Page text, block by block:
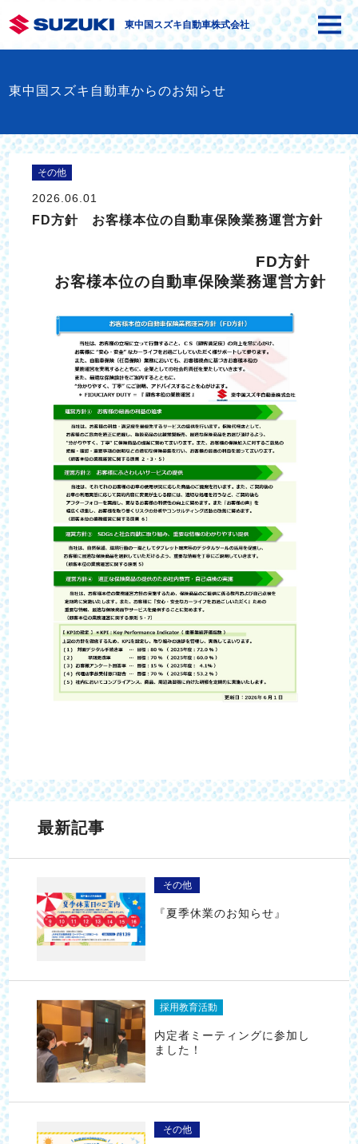
東中国スズキ自動車株式会社
東中国スズキ自動車からのお知らせ
その他
2026.06.01
FD方針 お客様本位の自動車保険業務運営方針
FD方針
お客様本位の自動車保険業務運営方針
最新記事
その他
『夏季休業のお知らせ』
採用教育活動
内定者ミーティングに参加し
ました！
その他